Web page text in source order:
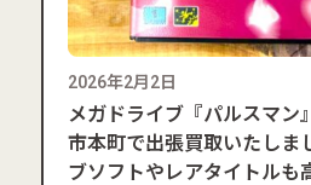
2026年2月2日
メガドライブ『パルスマン
市本町で出張買取いたしま
ブソフトやレアタイトルも